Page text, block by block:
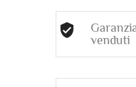
venduti